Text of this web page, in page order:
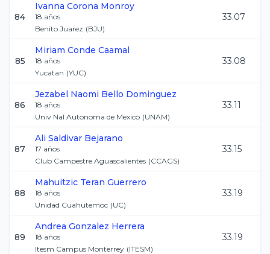
84
Ivanna Corona Monroy
18 años
Benito Juarez (BJU)
33.07
85
Miriam Conde Caamal
18 años
Yucatan (YUC)
33.08
86
Jezabel Naomi Bello Dominguez
18 años
Univ Nal Autonoma de Mexico (UNAM)
33.11
87
Ali Saldivar Bejarano
17 años
Club Campestre Aguascalientes (CCAGS)
33.15
88
Mahuitzic Teran Guerrero
18 años
Unidad Cuahutemoc (UC)
33.19
89
Andrea Gonzalez Herrera
18 años
Itesm Campus Monterrey (ITESM)
33.19